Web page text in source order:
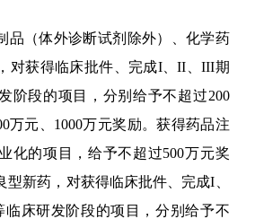
品（体外诊断试剂除外）、化学药
对获得临床批件、完成I、II、III期
阶段的项目，分别给予不超过200
万元、1000万元奖励。获得药品注
化的项目，给予不超过500万元奖
型新药，对获得临床批件、完成I、
床研发阶段的项目，分别给予不